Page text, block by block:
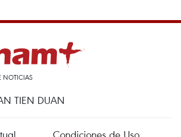
NOTICIAS
TIEN DUAN